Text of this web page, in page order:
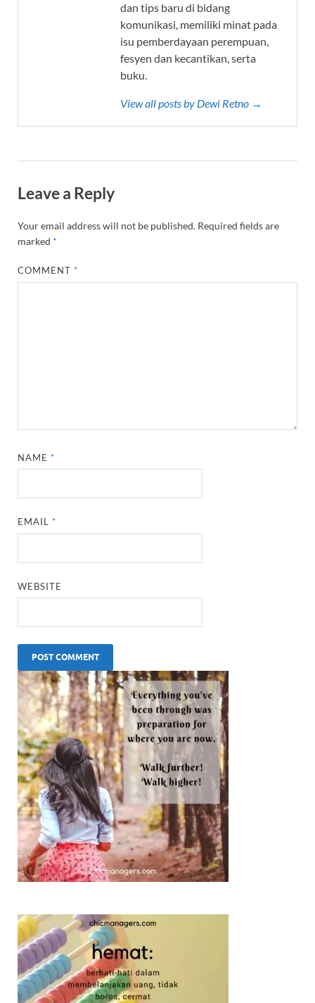
dan tips baru di bidang
komunikasi, memiliki minat pada
isu pemberdayaan perempuan,
fesyen dan kecantikan, serta
buku.
View all posts by Dewi Retno →
Leave a Reply
Your email address will not be published. Required fields are
marked *
COMMENT*
NAME*
EMAIL*
WEBSITE